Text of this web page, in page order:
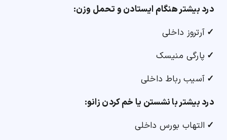
درد بیشتر هنگام ایستادن و تحمل وزن:
✓ آرتروز داخلی
✓ پارگی منیسک
✓ آسیب رباط داخلی
درد بیشتر با نشستن یا خم کردن زانو:
✓ التهاب بورس داخلی